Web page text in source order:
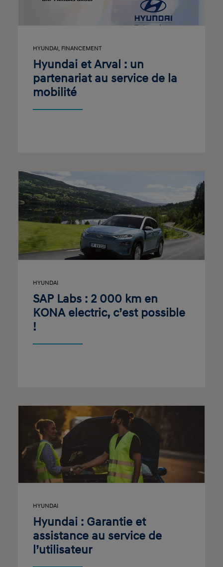
HYUNDAI , FINANCEMENT
Hyundai et Arval : un
partenariat au service de la
mobilité
HYUNDAI
SAP Labs : 2 000 km en
KONA electric, c’est possible
!
HYUNDAI
Hyundai : Garantie et
assistance au service de
l’utilisateur